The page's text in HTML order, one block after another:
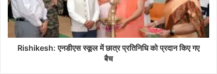
Rishikesh: एनडीएस स्कूल में छात्र प्रतिनिधि को प्रदान किए गए
बैच